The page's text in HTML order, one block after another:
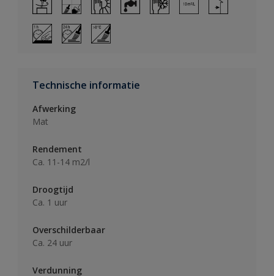
Technische informatie
Afwerking
Mat
Rendement
Ca. 11-14 m2/l
Droogtijd
Ca. 1 uur
Overschilderbaar
Ca. 24 uur
Verdunning